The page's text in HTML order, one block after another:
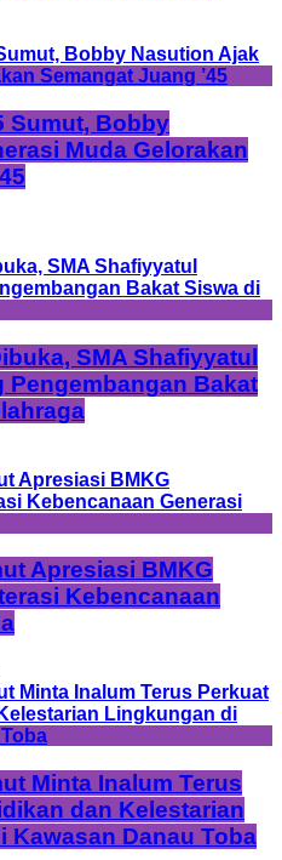
Sumut, Bobby
Muda Gelorakan
SMA Shafiyyatul
Pengembangan Bakat
Apresiasi BMKG
Kebencanaan
Minta Inalum Terus
dan Kelestarian
Kawasan Danau Toba